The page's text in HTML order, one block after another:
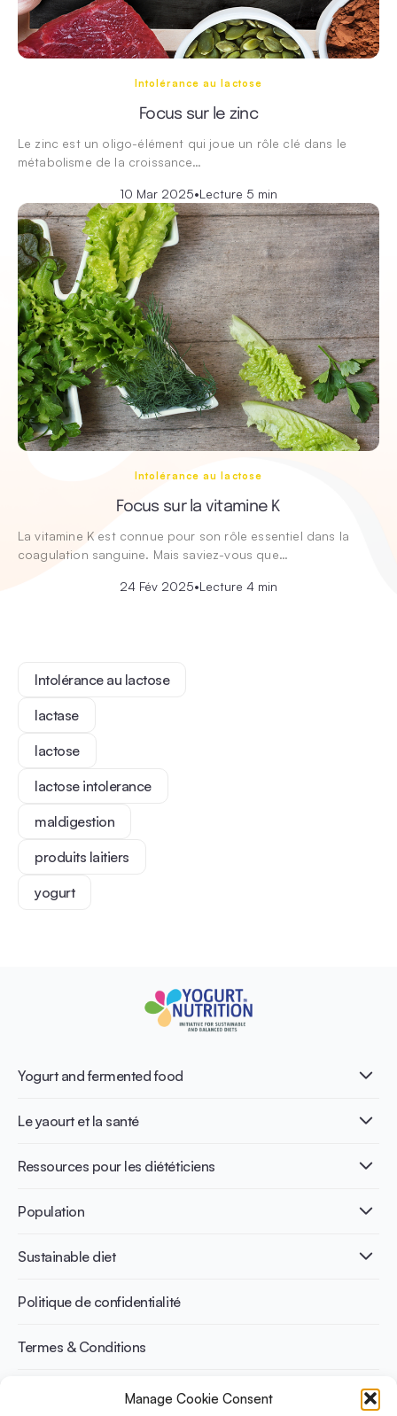
Manage Cookie Consent
Intolérance au lactose
Focus sur le zinc
Le zinc est un oligo-élément qui joue un rôle clé dans le
métabolisme de la croissance…
10 Mar 2025•Lecture 5 min
Intolérance au lactose
Focus sur la vitamine K
La vitamine K est connue pour son rôle essentiel dans la
coagulation sanguine. Mais saviez-vous que…
24 Fév 2025•Lecture 4 min
Intolérance au lactose
lactase
lactose
lactose intolerance
maldigestion
produits laitiers
yogurt
Yogurt and fermented food
Qu’est-ce que le yaourt ?
Nutri-dense food
Le yaourt et la santé
Healthy Diets & Lifestyle
Santé intestinale
Santé osseuse
Gestion du poids
Ressources pour les diététiciens
Publications
Infographics
Recettes
Population
Adulte
Sportif
Sustainable diet
Benefits for planet health
Benefits for human health
Politique de confidentialité
Termes & Conditions